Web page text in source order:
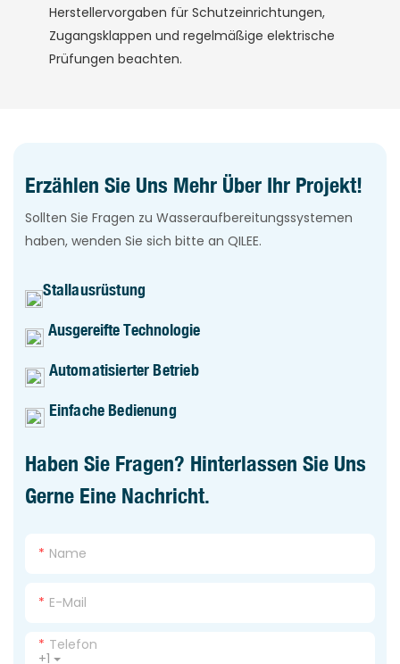
Herstellervorgaben für Schutzeinrichtungen,
Zugangsklappen und regelmäßige elektrische
Prüfungen beachten.
Erzählen Sie Uns Mehr Über Ihr Projekt!
Sollten Sie Fragen zu Wasseraufbereitungssystemen
haben, wenden Sie sich bitte an QILEE.
Stallausrüstung
Ausgereifte Technologie
Automatisierter Betrieb
Einfache Bedienung
Haben Sie Fragen? Hinterlassen Sie Uns
Gerne Eine Nachricht.
Name
E-Mail
+1
Telefon